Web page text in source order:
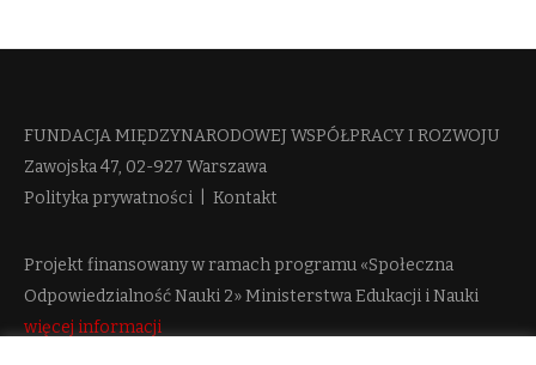
FUNDACJA MIĘDZYNARODOWEJ WSPÓŁPRACY I ROZWOJU​
Zawojska 47, 02-927 Warszawa
Polityka prywatności
Kontakt
Projekt finansowany w ramach programu «Społeczna
Odpowiedzialność Nauki 2» Ministerstwa Edukacji i Nauki
więcej informacji